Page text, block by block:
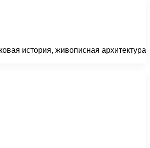
история, живописная архитектура